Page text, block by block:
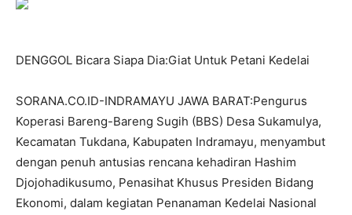
DENGGOL Bicara Siapa Dia:Giat Untuk Petani Kedelai
SORANA.CO.ID-INDRAMAYU JAWA BARAT:Pengurus
Koperasi Bareng-Bareng Sugih (BBS) Desa Sukamulya,
Kecamatan Tukdana, Kabupaten Indramayu, menyambut
dengan penuh antusias rencana kehadiran Hashim
Djojohadikusumo, Penasihat Khusus Presiden Bidang
Ekonomi, dalam kegiatan Penanaman Kedelai Nasional